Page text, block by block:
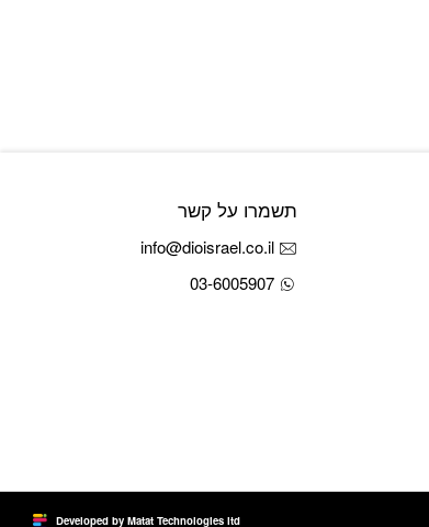
תשמרו על קשר
info@dioisrael.co.il
03-6005907
Developed by Matat Technologies ltd